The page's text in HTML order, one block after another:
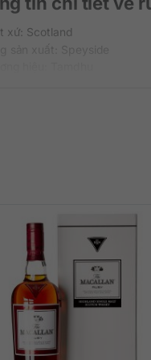
xứ: Scotland
thơm: Mùi thơm ấn
nhân. Điểm xuyến trên
vị: Gia vị cay đập vào
truffle mang lại cảm
vị: Kết thúc kéo dài với rất